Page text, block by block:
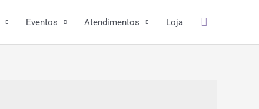
Eventos Atendimentos Loja Pesquisar